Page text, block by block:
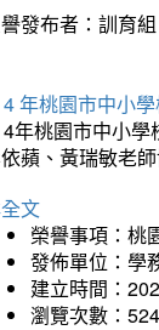
發布者：訓育組
年桃園市中小
年桃園市中小學
蘋、黃瑞敏老師
文
榮譽事項：桃
發佈單位：學
建立時間：
瀏覽次數：524